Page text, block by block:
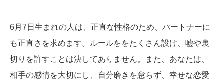
6月7日生まれの人は、正直な性格のため、パートナーに
も正直さを求めます。ルールををたくさん設け、嘘や裏
切りを許すことは決してありません。また、あなたは、
相手の感情を大切にし、自分磨きを怠らず、幸せな恋愛